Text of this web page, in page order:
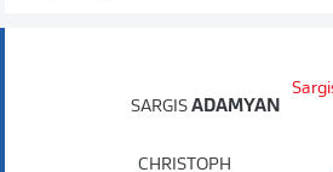
SARGIS ADAMYAN
CHRISTOPH